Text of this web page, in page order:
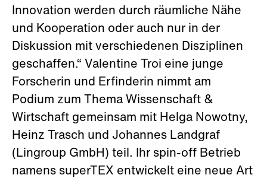
Innovation werden durch räumliche Nähe
und Kooperation oder auch nur in der
Diskussion mit verschiedenen Disziplinen
geschaffen.“ Valentine Troi eine junge
Forscherin und Erfinderin nimmt am
Podium zum Thema Wissenschaft &
Wirtschaft gemeinsam mit Helga Nowotny,
Heinz Trasch und Johannes Landgraf
(Lingroup GmbH) teil. Ihr spin-off Betrieb
namens superTEX entwickelt eine neue Art